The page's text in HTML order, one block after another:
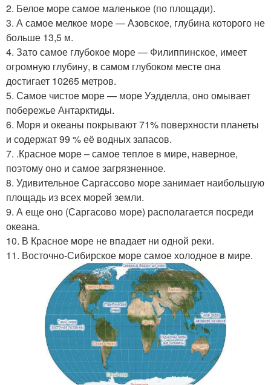
2. Белое море самое маленькое (по площади).
3. А самое мелкое море — Азовское, глубина которого не
больше 13,5 м.
4. Зато самое глубокое море — Филиппинское, имеет
огромную глубину, в самом глубоком месте она
достигает 10265 метров.
5. Самое чистое море — море Уэдделла, оно омывает
побережье Антарктиды.
6. Моря и океаны покрывают 71% поверхности планеты
и содержат 99 % её водных запасов.
7. .Красное море – самое теплое в мире, наверное,
поэтому оно и самое загрязненное.
8. Удивительное Саргассово море занимает наибольшую
площадь из всех морей земли.
9. А еще оно (Саргасово море) располагается посреди
океана.
10. В Красное море не впадает ни одной реки.
11. Восточно-Сибирское море самое холодное в мире.